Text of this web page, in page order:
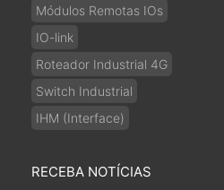
Módulos Remotas IOs
IO-link
Roteador Industrial 4G
Switch Industrial
IHM (Interface)
RECEBA NOTÍCIAS